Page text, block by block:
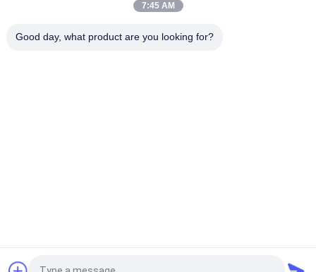
ISO3036アナログのタイプ ボール紙のピアースの強さのテスタ
7:45 AM
Good day, what product are you looking for?